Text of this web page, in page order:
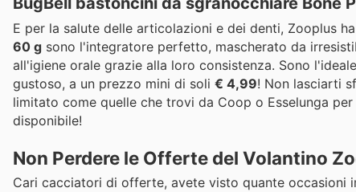
E per la salute delle articolazioni e dei denti, Zooplus
60 g sono l'integratore perfetto, mascherato da
all'igiene orale grazie alla loro consistenza. Sono
gustoso, a un prezzo mini di soli € 4,99! Non lasciarti
limitato come quelle che trovi da Coop o Esselunga
disponibile!
Non Perdere le Offerte del Volantino
Cari cacciatori di offerte, avete visto quante occasioni